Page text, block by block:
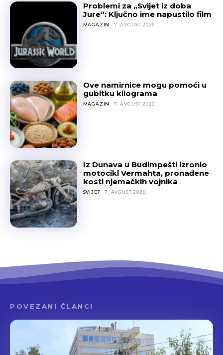
Problemi za „Svijet iz doba
Jure“: Ključno ime napustilo film
MAGAZIN 7. AVGUST 2026.
Ove namirnice mogu pomoći u
gubitku kilograma
MAGAZIN 7. AVGUST 2026.
Iz Dunava u Budimpešti izronio
motocikl Vermahta, pronađene
kosti njemačkih vojnika
SVIJET 7. AVGUST 2026.
POVEZANI ČLANCI